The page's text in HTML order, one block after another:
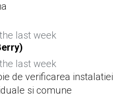
last week
last week
de verificarea instalatiei
si comune